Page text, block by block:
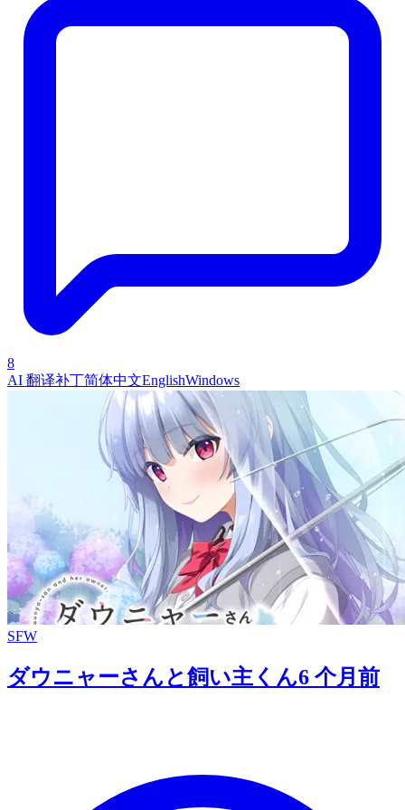
8
AI 翻译补丁简体中文EnglishWindows
SFW
ダウニャーさんと飼い主くん6 个月前